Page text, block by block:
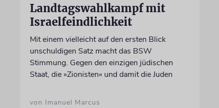
Landtagswahlkampf mit
Israelfeindlichkeit
Mit einem vielleicht auf den ersten Blick
unschuldigen Satz macht das BSW
Stimmung. Gegen den einzigen jüdischen
Staat, die »Zionisten« und damit die Juden
von Imanuel Marcus